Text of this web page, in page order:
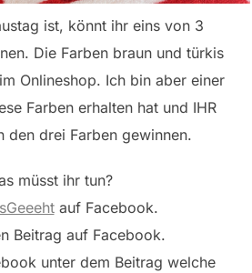
ist, könnt ihr eins von 3
Die Farben braun und türkis
Onlineshop. Ich bin aber einer
Farben erhalten hat und IHR
den drei Farben gewinnen.
müsst ihr tun?
auf Facebook.
Beitrag auf Facebook.
unter dem Beitrag welche